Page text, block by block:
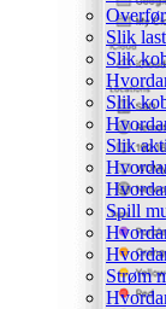
Slik
Slik
Slik
Slik
Spill
Strøm